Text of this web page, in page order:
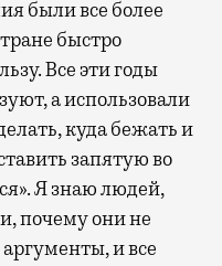
были все более
быстро
Все эти годы
а использовали
куда бежать и
запятую во
Я знаю людей,
почему они не
и все